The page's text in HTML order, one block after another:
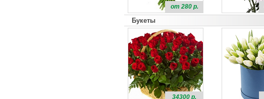
от 280 р.
Букеты
34300 р.